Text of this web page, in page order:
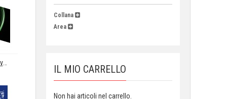
Collana
Area
IL MIO CARRELLO
Non hai articoli nel carrello.
Le fonti di energie rinnovabili nella circular economy